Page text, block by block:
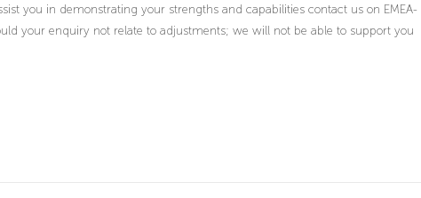
you in demonstrating your strengths and capabilities contact us on EMEA-
your enquiry not relate to adjustments; we will not be able to support you